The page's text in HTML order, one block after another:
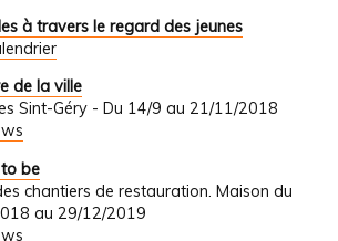
à travers le regard des jeunes
de la ville
Sint-Géry - Du 14/9 au 21/11/2018
to be
chantiers de restauration. Maison du
au 29/12/2019